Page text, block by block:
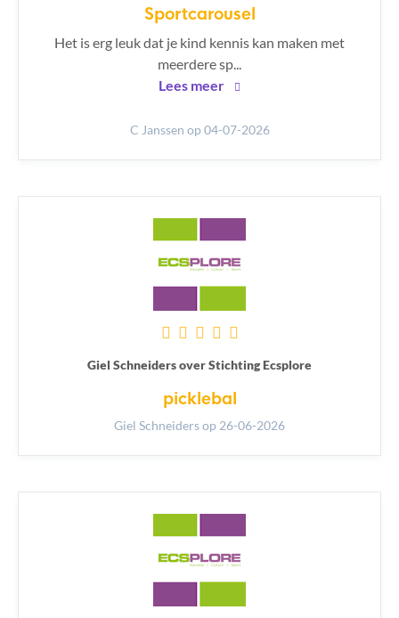
Sportcarousel
Het is erg leuk dat je kind kennis kan maken met
meerdere sp...
Lees meer
C Janssen op 04-07-2026
Giel Schneiders over Stichting Ecsplore
picklebal
Giel Schneidersop 26-06-2026